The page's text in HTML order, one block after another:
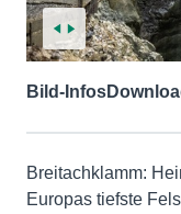
Bild-Infos
Breitachklamm:
Europas tiefste